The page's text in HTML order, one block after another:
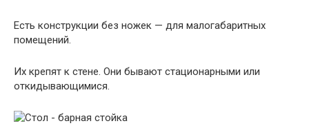
Есть конструкции без ножек — для малогабаритных
помещений.
Их крепят к стене. Они бывают стационарными или
откидывающимися.